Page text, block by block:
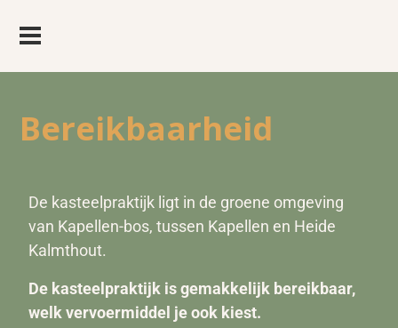
Bereikbaarheid
De kasteelpraktijk ligt in de groene omgeving
van Kapellen-bos, tussen Kapellen en Heide
Kalmthout.
De kasteelpraktijk is gemakkelijk bereikbaar,
welk vervoermiddel je ook kiest.